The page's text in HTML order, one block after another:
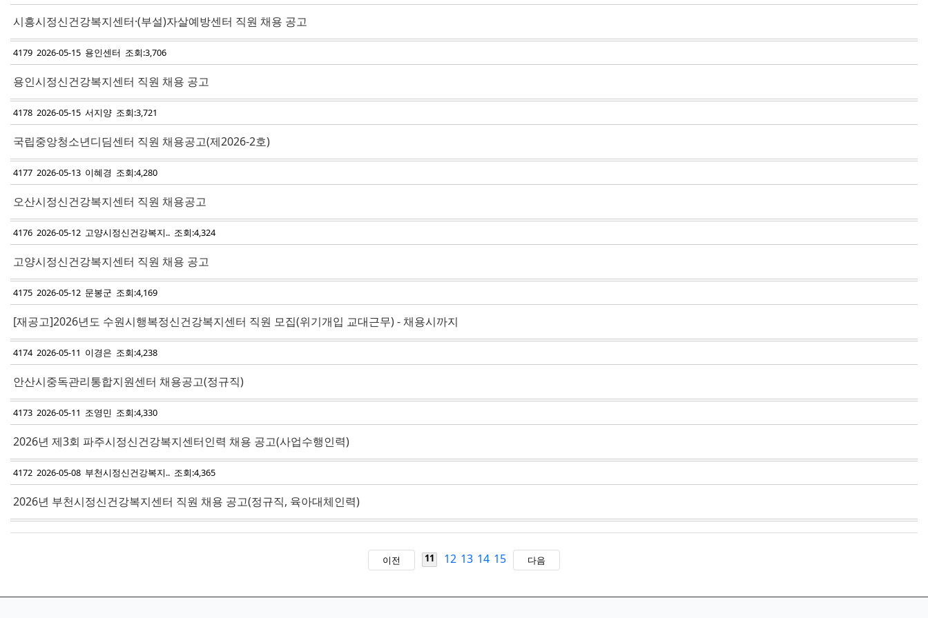
시흥시정신건강복지센터·(부설)자살예방센터 직원 채용 공고
4179 2026-05-15 용인센터 조회:3,706
용인시정신건강복지센터 직원 채용 공고
4178 2026-05-15 서지양 조회:3,721
국립중앙청소년디딤센터 직원 채용공고(제2026-2호)
4177 2026-05-13 이혜경 조회:4,280
오산시정신건강복지센터 직원 채용공고
4176 2026-05-12 고양시정신건강복지.. 조회:4,324
고양시정신건강복지센터 직원 채용 공고
4175 2026-05-12 문봉군 조회:4,169
[재공고]2026년도 수원시행복정신건강복지센터 직원 모집(위기개입 교대근무) - 채용시까지
4174 2026-05-11 이경은 조회:4,238
안산시중독관리통합지원센터 채용공고(정규직)
4173 2026-05-11 조영민 조회:4,330
2026년 제3회 파주시정신건강복지센터인력 채용 공고(사업수행인력)
4172 2026-05-08 부천시정신건강복지.. 조회:4,365
2026년 부천시정신건강복지센터 직원 채용 공고(정규직, 육아대체인력)
이전 11 12 13 14 15 다음